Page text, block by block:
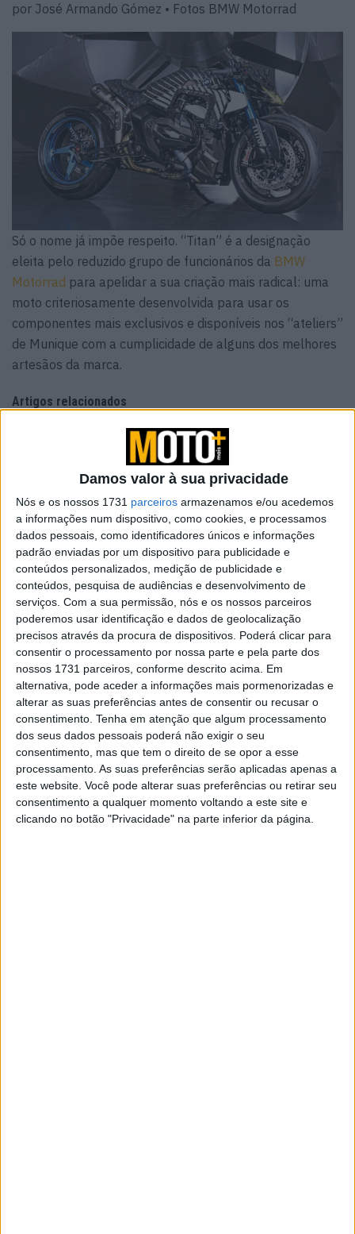
Damos valor à sua privacidade
Nós e os nossos 1731 parceiros armazenamos e/ou acedemos
a informações num dispositivo, como cookies, e processamos
dados pessoais, como identificadores únicos e informações
padrão enviadas por um dispositivo para publicidade e
conteúdos personalizados, medição de publicidade e
conteúdos, pesquisa de audiências e desenvolvimento de
serviços. Com a sua permissão, nós e os nossos parceiros
poderemos usar identificação e dados de geolocalização
precisos através da procura de dispositivos. Poderá clicar para
consentir o processamento por nossa parte e pela parte dos
nossos 1731 parceiros, conforme descrito acima. Em
alternativa, pode aceder a informações mais pormenorizadas e
alterar as suas preferências antes de consentir ou recusar o
consentimento. Tenha em atenção que algum processamento
dos seus dados pessoais poderá não exigir o seu
consentimento, mas que tem o direito de se opor a esse
processamento. As suas preferências serão aplicadas apenas a
este website. Você pode alterar suas preferências ou retirar seu
consentimento a qualquer momento voltando a este site e
clicando no botão "Privacidade" na parte inferior da página.
por José Armando Gómez • Fotos BMW Motorrad
Só o nome já impõe respeito. “Titan” é a designação
eleita pelo reduzido grupo de funcionários da BMW
Motorrad para apelidar a sua criação mais radical: uma
moto criteriosamente desenvolvida para usar os
componentes mais exclusivos e disponíveis nos “ateliers”
de Munique com a cumplicidade de alguns dos melhores
artesãos da marca.
Artigos relacionados
Indian Motorcycle encolhe gama Scout
5 AGOSTO, 2026
Volkswagen com queda de 33% nos lucros:
más notícias para a Ducati